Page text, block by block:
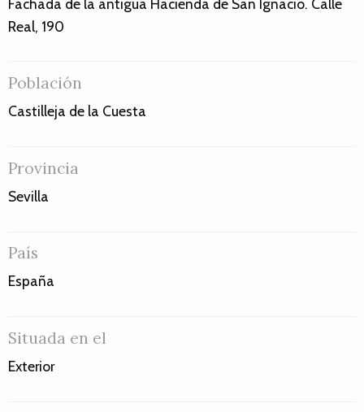
Real, 190
Población
Castilleja de la Cuesta
Provincia
Sevilla
País
España
Situada en el
Exterior